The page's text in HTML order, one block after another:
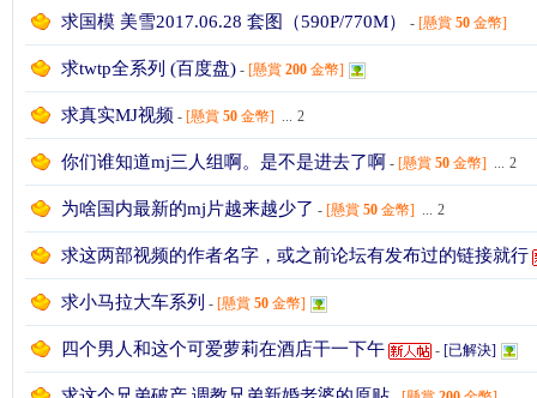
求国模 美雪2017.06.28 套图（590P/770M） - [懸賞 50金幣]
求twtp全系列 (百度盘)- [懸賞 200金幣]
求真实MJ视频 - [懸賞 50金幣] ... 2
你们谁知道mj三人组啊。是不是进去了啊 - [懸賞 50金幣] ... 2
为啥国内最新的mj片越来越少了 - [懸賞 50金幣] ... 2
求这两部视频的作者名字，或之前论坛有发布过的链接就行
求小马拉大车系列 - [懸賞 50金幣]
四个男人和这个可爱萝莉在酒店干一下午 - [已解決]